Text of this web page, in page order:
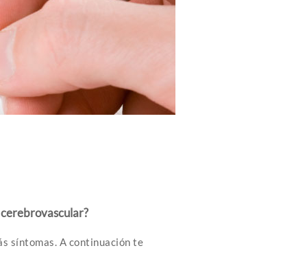
síntomas. A continuación te